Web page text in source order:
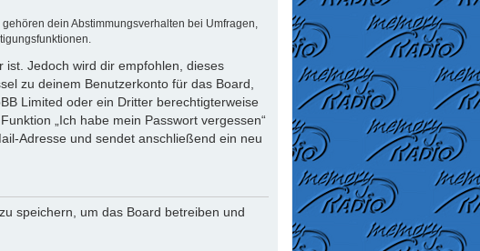
dein Abstimmungsverhalten bei Umfragen,
ist. Jedoch wird dir empfohlen, dieses
zu deinem Benutzerkonto für das Board,
Limited oder ein Dritter berechtigterweise
„Ich habe mein Passwort vergessen“
Adresse und sendet anschließend ein neu
speichern, um das Board betreiben und